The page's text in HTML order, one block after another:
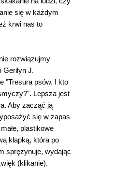
się w każdym
krwi nas to
rozwiązujmy
Gerilyn J.
"Tresura psów. I kto
Lepsza jest
Aby zacząć ją
się w zapas
plastikowe
klapką, która po
sprężynuje, wydając
(klikanie).